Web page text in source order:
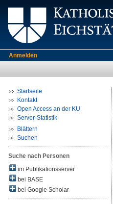
Anmelden
Startseite
Kontakt
Open Access an der KU
Server-Statistik
Blättern
Suchen
Suche nach Personen
im Publikationsserver
bei BASE
bei Google Scholar